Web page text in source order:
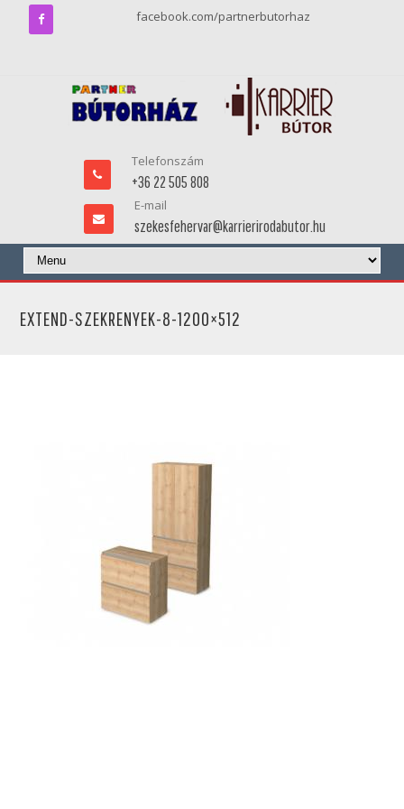
facebook.com/partnerbutorhaz
Telefonszám
+36 22 505 808
E-mail
szekesfehervar@karrierirodabutor.hu
EXTEND-SZEKRENYEK-8-1200×512